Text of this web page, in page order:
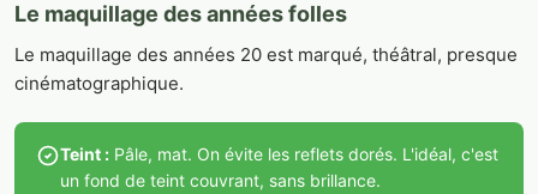
Le maquillage des années folles
Le maquillage des années 20 est marqué, théâtral, presque
cinématographique.
Teint : Pâle, mat. On évite les reflets dorés. L'idéal, c'est
un fond de teint couvrant, sans brillance.